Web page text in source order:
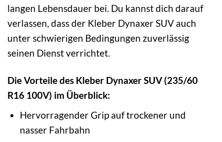
langen Lebensdauer bei. Du kannst dich darauf
verlassen, dass der Kleber Dynaxer SUV auch
unter schwierigen Bedingungen zuverlässig
seinen Dienst verrichtet.
Die Vorteile des Kleber Dynaxer SUV (235/60
R16 100V) im Überblick:
Hervorragender Grip auf trockener und
nasser Fahrbahn